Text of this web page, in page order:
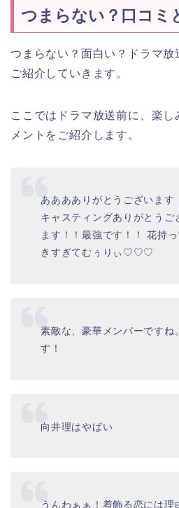
つまらない？口コミ
つまらない？面白い？ドラマ放
ご紹介していきます。
ここではドラマ放送前に、楽し
メントをご紹介します。
あああありがとうございます
キャスティングありがとうご
ます！！最強です！！ 花持
きすぎてむぅりぃ♡♡♡
素敵な、豪華メンバーですね。
す！
向井理はやばい
うんわぁぁ！ 着飾る恋には理